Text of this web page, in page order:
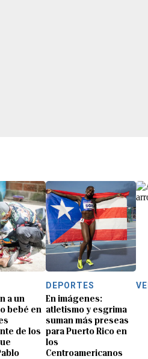
a un
bebé en
de los
DEPORTES
En imágenes:
atletismo y esgrima
suman más preseas
para Puerto Rico en
los
Centroamericanos